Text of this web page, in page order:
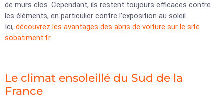
de murs clos. Cependant, ils restent toujours efficaces contre
les éléments, en particulier contre l’exposition au soleil.
Ici, découvrez les avantages des abris de voiture sur le site
sobatiment.fr.
Le climat ensoleillé du Sud de la
France